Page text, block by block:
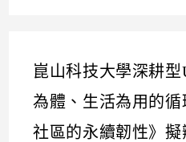
崑山科技大學深耕
為體、生活為用的
社區的永續韌性》擬